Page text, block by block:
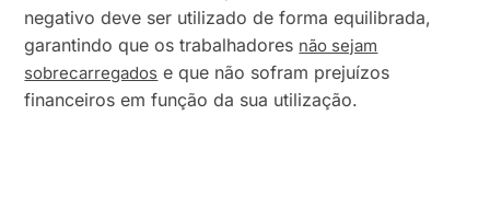
negativo deve ser utilizado de forma equilibrada,
garantindo que os trabalhadores não sejam
sobrecarregados e que não sofram prejuízos
financeiros em função da sua utilização.